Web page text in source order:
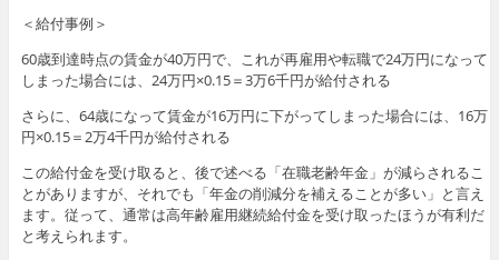
＜給付事例＞
60歳到達時点の賃金が40万円で、これが再雇用や転職で24万円になって
しまった場合には、24万円×0.15＝3万6千円が給付される
さらに、64歳になって賃金が16万円に下がってしまった場合には、16万
円×0.15＝2万4千円が給付される
この給付金を受け取ると、後で述べる「在職老齢年金」が減らされるこ
とがありますが、それでも「年金の削減分を補えることが多い」と言え
ます。従って、通常は高年齢雇用継続給付金を受け取ったほうが有利だ
と考えられます。